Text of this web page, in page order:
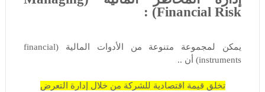
Financial Risk) :
يمكن لمجموعة متنوعة من الأدوات المالية (financial
instruments) أن ..
تخلق قيمة اقتصادية للشركة من خلال إدارة التعرض